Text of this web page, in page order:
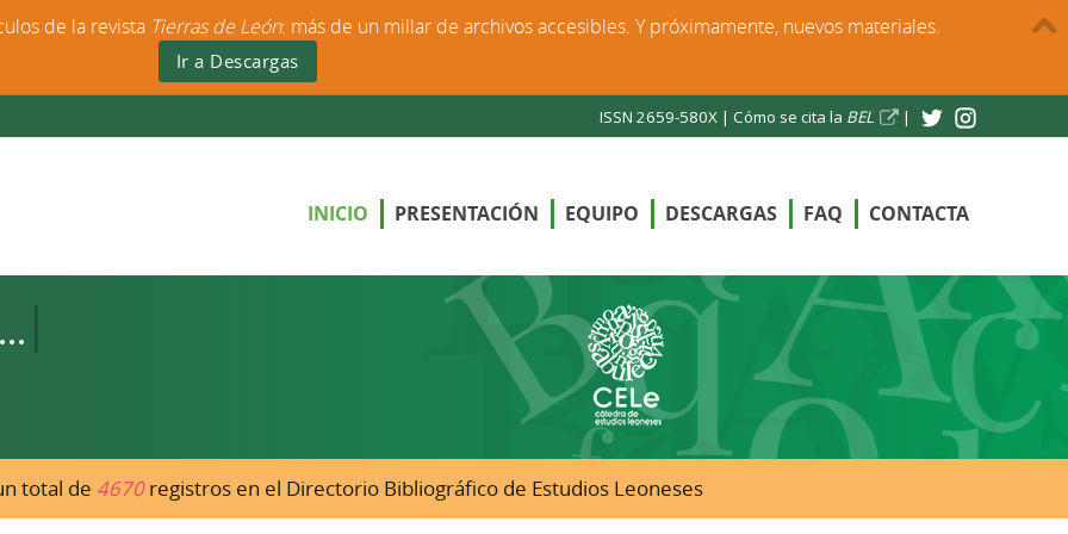
ISSN 2659-580X | Cómo se cita la BEL |
INICIO PRESENTACIÓN EQUIPO DESCARGAS FAQ CONTACTA
total de 4670registros en el Directorio Bibliográfico de Estudios Leoneses
de la revista Tierras de León: más de un millar de archivos accesibles. Y próximamente, nuevos materiales.
Ir a Descargas